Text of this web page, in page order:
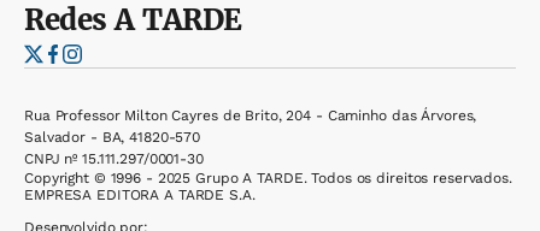
RedesA TARDE
Rua Professor Milton Cayres de Brito, 204 - Caminho das Árvores,
Salvador - BA, 41820-570
CNPJ nº 15.111.297/0001-30
Copyright © 1996 - 2025 Grupo A TARDE. Todos os direitos reservados.
EMPRESA EDITORA A TARDE S.A.
Desenvolvido por: